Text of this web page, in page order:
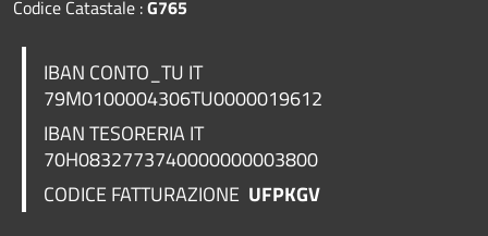
Codice Catastale :G765
IBAN CONTO_TU IT
79M0100004306TU0000019612
IBAN TESORERIAIT
70H0832773740000000003800
CODICE FATTURAZIONE UFPKGV